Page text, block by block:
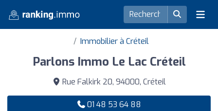
Immobilier à Créteil
Parlons Immo Le Lac Créteil
Rue Falkirk 20, 94000, Créteil
01 48 53 64 88